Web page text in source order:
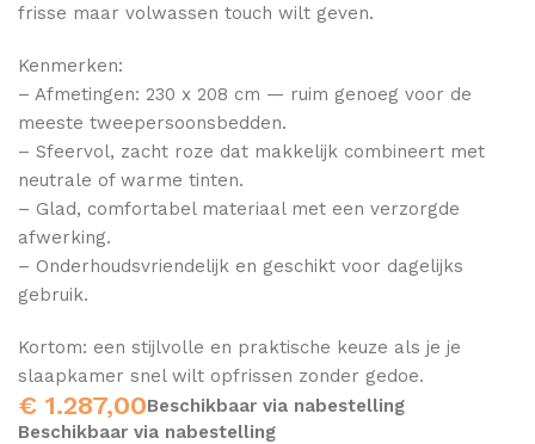
frisse maar volwassen touch wilt geven.
Kenmerken:
– Afmetingen: 230 x 208 cm — ruim genoeg voor de
meeste tweepersoonsbedden.
– Sfeervol, zacht roze dat makkelijk combineert met
neutrale of warme tinten.
– Glad, comfortabel materiaal met een verzorgde
afwerking.
– Onderhoudsvriendelijk en geschikt voor dagelijks
gebruik.
Kortom: een stijlvolle en praktische keuze als je je
slaapkamer snel wilt opfrissen zonder gedoe.
€ 1.287,00Beschikbaar via nabestelling
Beschikbaar via nabestelling